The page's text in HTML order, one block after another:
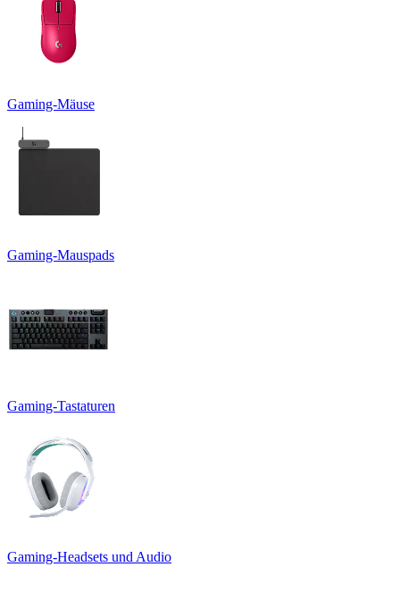
Gaming-Mäuse
Gaming-Mauspads
Gaming-Tastaturen
Gaming-Headsets und Audio